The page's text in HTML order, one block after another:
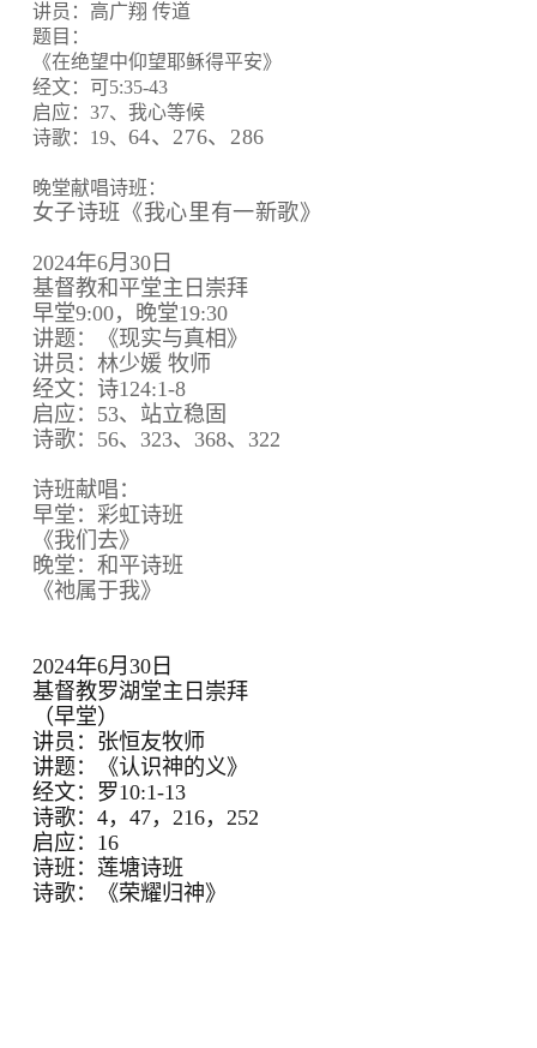
讲员：高广翔 传道
题目：
《在绝望中仰望耶稣得平安》
经文：可5:35-43
启应：37、我心等候
诗歌：19、 64、276、 286
晚堂献唱诗班：
女子诗班《我心里有一新歌》
2024年6月30日
基督教和平堂主日崇拜
早堂9:00，晚堂19:30
讲题：《现实与真相》
讲员：林少媛 牧师
经文：诗124:1-8
启应：53、站立稳固
诗歌：56、323、368、322
诗班献唱：
早堂：彩虹诗班
《我们去》
晚堂：和平诗班
《祂属于我》
2024年6月30日
基督教罗湖堂主日崇拜
（早堂）
讲员：张恒友牧师
讲题：《认识神的义》
经文：罗10:1-13
诗歌：4，47，216，252
启应：16
诗班：莲塘诗班
诗歌：《荣耀归神》